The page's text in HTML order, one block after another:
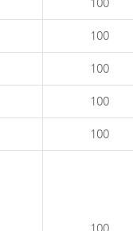
100
100
100
100
100